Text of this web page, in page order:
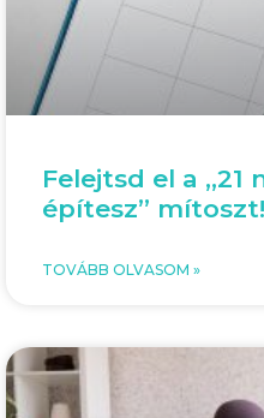
Felejtsd el a
építesz” mítoszt!
TOVÁBB OLVASOM »